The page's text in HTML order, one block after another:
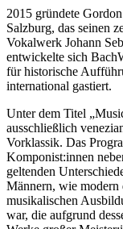
2015 gründete
Salzburg, das seinen
Vokalwerk Johann
entwickelte sich
für historische
international gastiert.
Unter dem Titel
ausschließlich
Vorklassik. Das
Komponist:innen
geltenden
Männern, wie
musikalischen
war, die aufgrund